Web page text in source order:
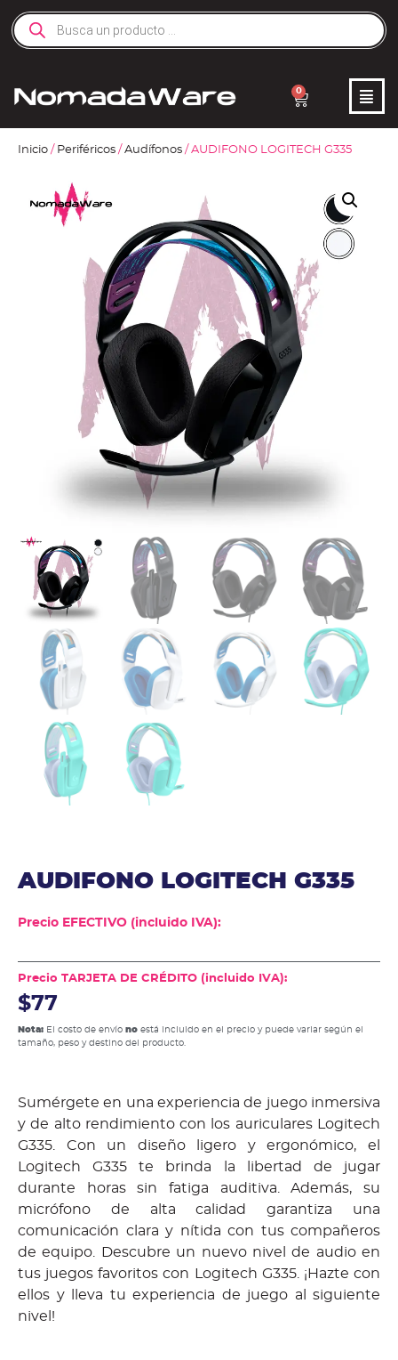
0
Inicio / Periféricos / Audífonos / AUDIFONO LOGITECH G335
AUDIFONO LOGITECH G335
Precio EFECTIVO (incluido IVA):
Precio TARJETA DE CRÉDITO (incluido IVA):
$77
Nota: El costo de envío no está incluido en el precio y puede variar según el
tamaño, peso y destino del producto.
Sumérgete en una experiencia de juego inmersiva
y de alto rendimiento con los auriculares Logitech
G335. Con un diseño ligero y ergonómico, el
Logitech G335 te brinda la libertad de jugar
durante horas sin fatiga auditiva. Además, su
micrófono de alta calidad garantiza una
comunicación clara y nítida con tus compañeros
de equipo. Descubre un nuevo nivel de audio en
tus juegos favoritos con Logitech G335. ¡Hazte con
ellos y lleva tu experiencia de juego al siguiente
nivel!